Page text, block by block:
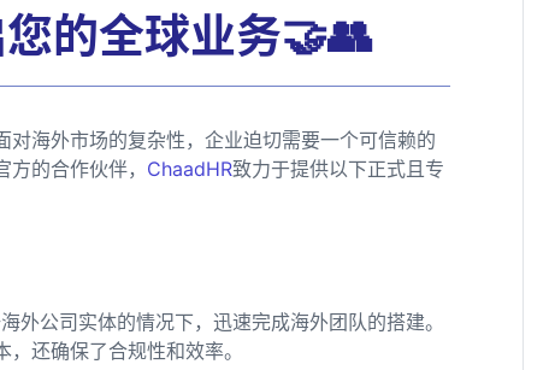
您的全球业务🤝👥
海外市场的复杂性，企业迫切需要一个可信赖的
的合作伙伴， ChaadHR致力于提供以下正式且专
外公司实体的情况下，迅速完成海外团队的搭建。
还确保了合规性和效率。